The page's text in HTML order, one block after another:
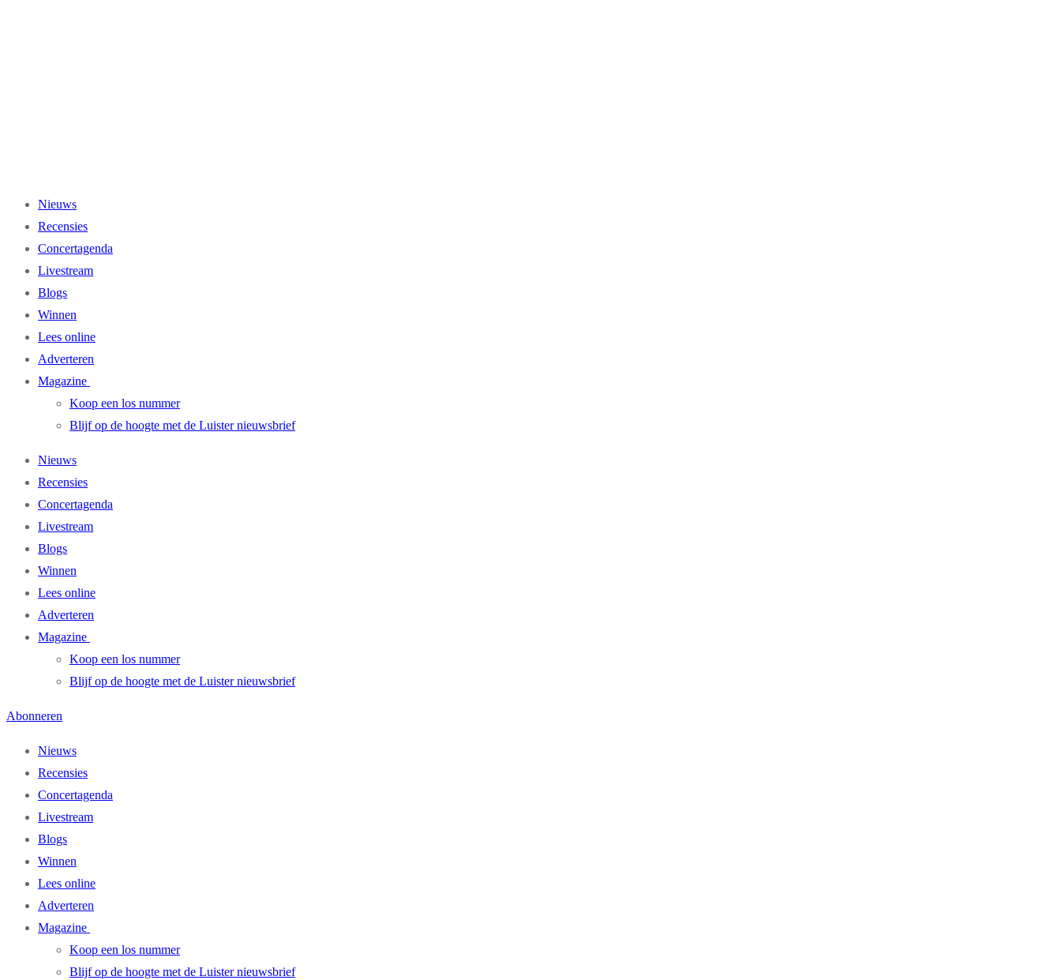
Nieuws
Recensies
Concertagenda
Livestream
Blogs
Winnen
Lees online
Adverteren
Magazine
Koop een los nummer
Blijf op de hoogte met de Luister nieuwsbrief
Nieuws
Recensies
Concertagenda
Livestream
Blogs
Winnen
Lees online
Adverteren
Magazine
Koop een los nummer
Blijf op de hoogte met de Luister nieuwsbrief
Abonneren
Nieuws
Recensies
Concertagenda
Livestream
Blogs
Winnen
Lees online
Adverteren
Magazine
Koop een los nummer
Blijf op de hoogte met de Luister nieuwsbrief